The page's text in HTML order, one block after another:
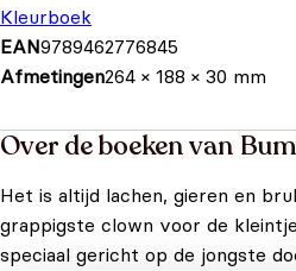
Kleurboek
EAN9789462776845
Afmetingen264 × 188 × 30 mm
Over de boeken van
Het is altijd lachen, gieren en
grappigste clown voor de
speciaal gericht op de jongste